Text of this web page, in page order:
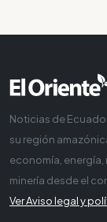
Noticias de
su región
economía,
minería desde el
Ver Aviso legal y